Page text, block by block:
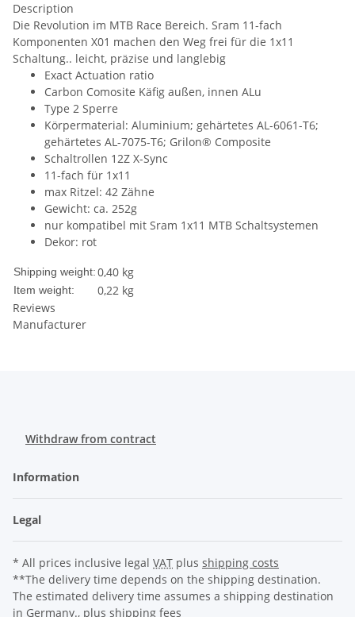
Description
Die Revolution im MTB Race Bereich. Sram 11-fach
Komponenten X01 machen den Weg frei für die 1x11
Schaltung.. leicht, präzise und langlebig
Exact Actuation ratio
Carbon Comosite Käfig außen, innen ALu
Type 2 Sperre
Körpermaterial: Aluminium; gehärtetes AL-6061-T6;
gehärtetes AL-7075-T6; Grilon® Composite
Schaltrollen 12Z X-Sync
11-fach für 1x11
max Ritzel: 42 Zähne
Gewicht: ca. 252g
nur kompatibel mit Sram 1x11 MTB Schaltsystemen
Dekor: rot
Shipping weight:0,40 kg
Item weight: 0,22 kg
Reviews
Manufacturer
Withdraw from contract
Information
Legal
* All prices inclusive legal VAT plus shipping costs
**The delivery time depends on the shipping destination.
The estimated delivery time assumes a shipping destination
in Germany., plus shipping fees